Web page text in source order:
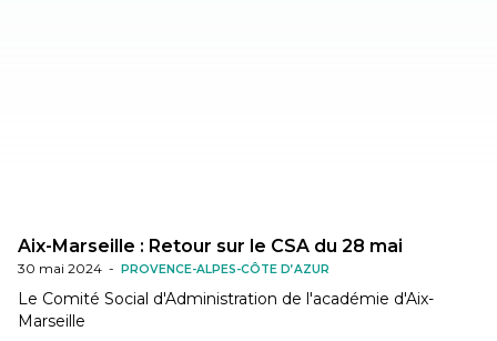
Aix-Marseille : Retour sur le CSA du 28 mai
30 mai 2024 - PROVENCE-ALPES-CÔTE D’AZUR
Le Comité Social d'Administration de l'académie d'Aix-
Marseille